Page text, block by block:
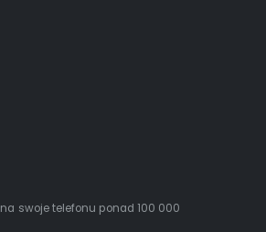
swoje telefonu ponad 100 000